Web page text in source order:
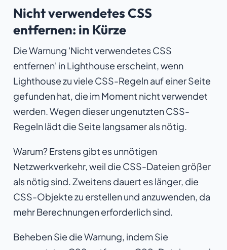
Nicht verwendetes CSS
entfernen: in Kürze
Die Warnung 'Nicht verwendetes CSS
entfernen' in Lighthouse erscheint, wenn
Lighthouse zu viele CSS-Regeln auf einer Seite
gefunden hat, die im Moment nicht verwendet
werden. Wegen dieser ungenutzten CSS-
Regeln lädt die Seite langsamer als nötig.
Warum? Erstens gibt es unnötigen
Netzwerkverkehr, weil die CSS-Dateien größer
als nötig sind. Zweitens dauert es länger, die
CSS-Objekte zu erstellen und anzuwenden, da
mehr Berechnungen erforderlich sind.
Beheben Sie die Warnung, indem Sie